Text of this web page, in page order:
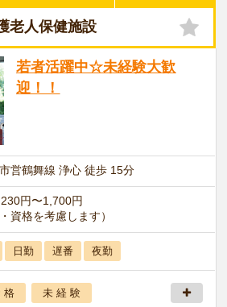
老人保健施設
若者活躍中☆未経験大歓
迎！！
営鶴舞線 浄心 徒歩 15分
円〜1,700円
・資格を考慮します）
日勤 遅番 夜勤
格 未 経 験